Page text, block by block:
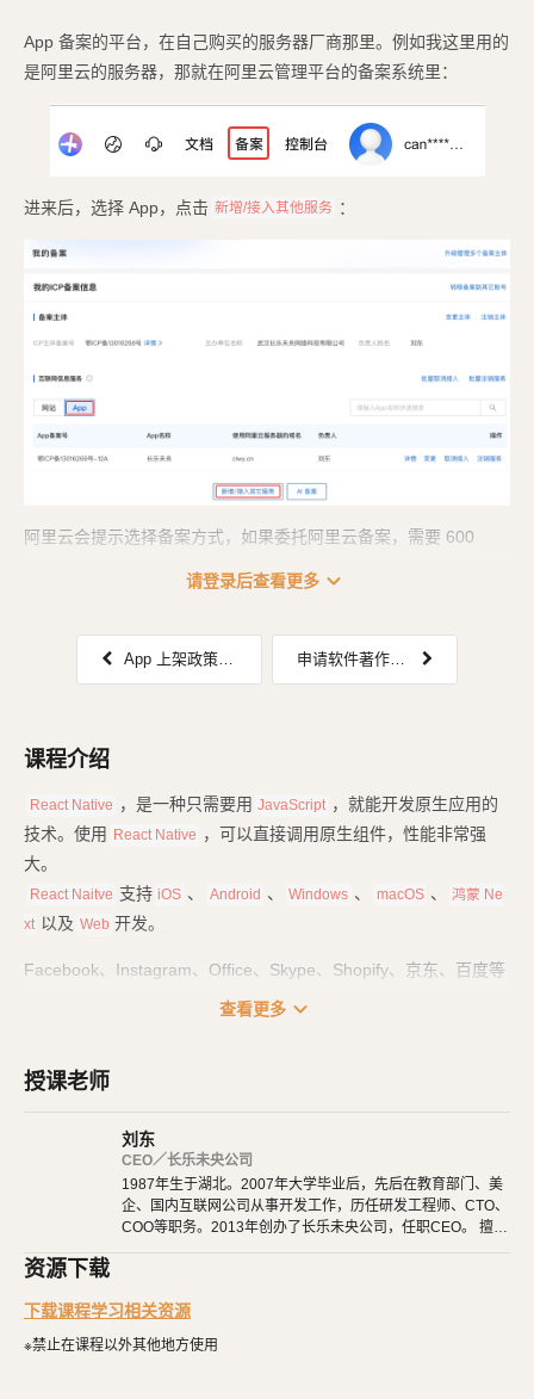
App 备案的平台，在自己购买的服务器厂商那里。例如我这里用的
是阿里云的服务器，那就在阿里云管理平台的备案系统里：
进来后，选择 App，点击 新增/接入其他服务 ：
阿里云会提示选择备案方式，如果委托阿里云备案，需要 600
请登录后查看更多 expand_more
App 上架政策：获取 iOS、Andorid 的公钥和指纹信息 申请软件著作与部署隐私政策网站
课程介绍
React Native ，是一种只需要用 JavaScript ，就能开发原生应用的
技术。使用
React Native ，可以直接调用原生组件，性能非常强
大。
React Naitve 支持 iOS 、 Android 、 Windows 、 macOS 、
鸿蒙 Ne
xt 以及 Web 开发。
Facebook、Instagram、Office、Skype、Shopify、京东、百度等
大量知名应用，也都使用了 React Native
基础篇：里面是
：项目都是由多个页面组成的，它们之间互相跳转、参数传
递、路由和 TabBar 的配置，都在这里学习。
：打好基础后，就要开始项目实战了。我们从零开始，一点
发布篇：最后，在开发完成后，终于可以发布到应用商店了，让大
家都羡慕你的成就。
查看更多 expand_more
授课老师
刘东
CEO／长乐未央公司
1987年生于湖北。2007年大学毕业后，先后在教育部门、美
企、国内互联网公司从事开发工作，历任研发工程师、CTO、
COO等职务。2013年创办了长乐未央公司，任职CEO。 擅长
发iOS、Android原生App。 对编程、AI和机器人都有深厚的
兴趣，觉得做开发非常快乐，能创造梦想中的产品是一件非常
有幸福感的事情。喜爱阅读，尤其是历史相关的书籍。喜欢音
资源下载
下载课程学习相关资源
※禁止在课程以外其他地方使用